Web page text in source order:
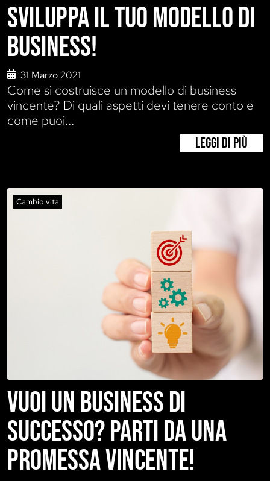
SVILUPPA IL TUO MODELLO DI
BUSINESS!
31 Marzo 2021
Come si costruisce un modello di business
vincente? Di quali aspetti devi tenere conto e
come puoi...
LEGGI DI PIÙ
Cambio vita
VUOI UN BUSINESS DI
SUCCESSO? PARTI DA UNA
PROMESSA VINCENTE!